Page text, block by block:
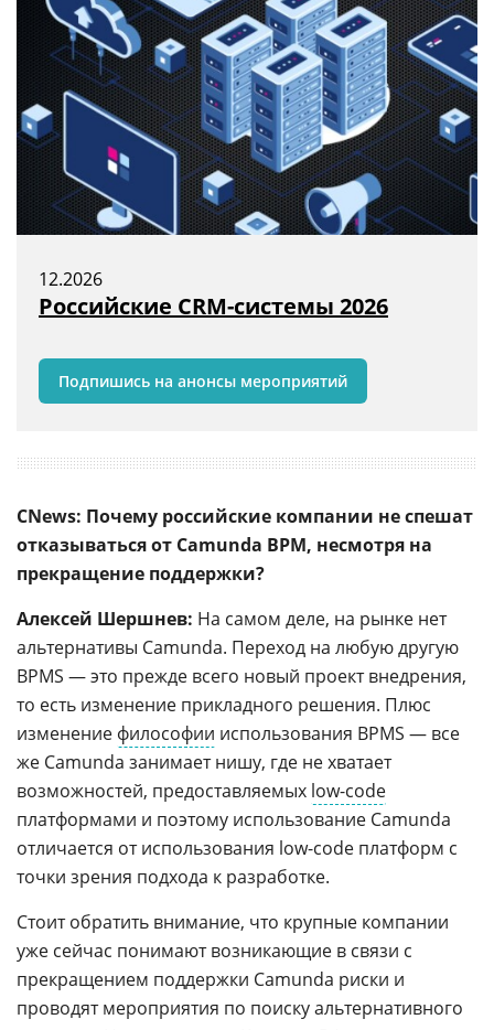
Подпишись на анонсы мероприятий
Российские CRM-системы 2026
12.2026
CNews: Почему российские компании не спешат
отказываться от Camunda BPM, несмотря на
прекращение поддержки?
Алексей Шершнев: На самом деле, на рынке нет
альтернативы Camunda. Переход на любую другую
BPMS — это прежде всего новый проект внедрения,
то есть изменение прикладного решения. Плюс
изменение философии использования BPMS — все
же Camunda занимает нишу, где не хватает
возможностей, предоставляемых low-code
платформами и поэтому использование Camunda
отличается от использования low-code платформ с
точки зрения подхода к разработке.
Стоит обратить внимание, что крупные компании
уже сейчас понимают возникающие в связи с
прекращением поддержки Camunda риски и
проводят мероприятия по поиску альтернативного